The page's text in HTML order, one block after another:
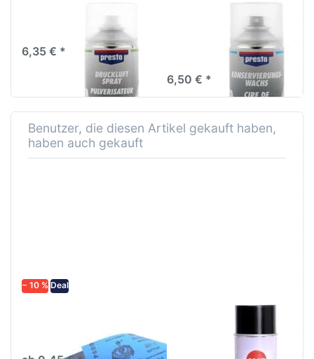
Presto Druckluft
6,35 € *
Konservierungswachs
Spray Waschs-
Schutzspray 400ml
6,50 € *
Benutzer, die diesen Artikel gekauft haben,
haben auch gekauft
− 10 % Deal
diversen Körnungen
Spray überlackierbar
schwarz 500ml